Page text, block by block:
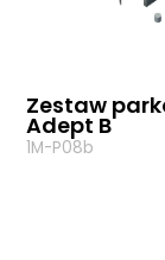
Zestaw
Adept B
1M-P08b